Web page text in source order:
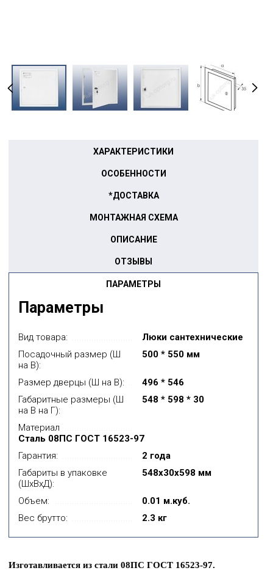
ПАРАМЕТРЫ
ХАРАКТЕРИСТИКИ
ОСОБЕННОСТИ
*ДОСТАВКА
МОНТАЖНАЯ СХЕМА
ОПИСАНИЕ
ОТЗЫВЫ
Параметры
Вид товара:
Люки сантехнические
Посадочный размер (Ш
на В):
500 * 550 мм
Размер дверцы (Ш на В):
496 * 546
Габаритные размеры (Ш
на В на Г):
548 * 598 * 30
Материал
Сталь 08ПС ГОСТ 16523-97
Гарантия:
2 года
Габариты в упаковке
(ШхВхД):
548x30x598 мм
Объем:
0.01 м.куб.
Вес брутто:
2.3 кг
Изготавливается из стали 08ПС ГОСТ 16523-97.